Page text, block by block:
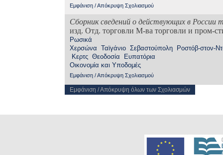
Εμφάνιση / Απόκρυψη Σχολιασμού
Сборник сведений о действующих в России
изд. Отд. торговли М-ва торговли и пром-
Ρωσικά
Χερσώνα Ταϊγάνιο Σεβαστούπολη
Ροστόβ-στον-
Κερτς Θεοδοσία
Ευπατόρια
Οικονομία και Υποδομές
Εμφάνιση / Απόκρυψη Σχολιασμού
Εμφάνιση / Απόκρυψη όλων των Σχολιασμών